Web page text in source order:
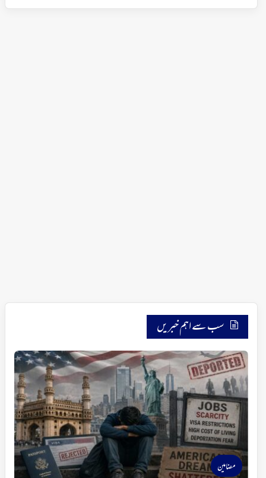
سب سے اہم خبریں
مضامین